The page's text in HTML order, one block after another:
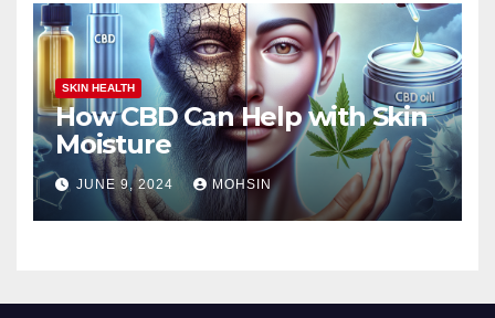
SKIN HEALTH
How CBD Can Help with Skin
Moisture
JUNE 9, 2024 MOHSIN